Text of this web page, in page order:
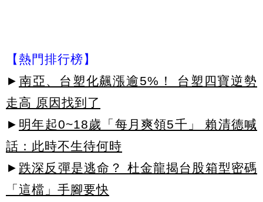
【熱門排行榜】
► 南亞、台塑化飆漲逾5%！ 台塑四寶逆勢
走高 原因找到了
► 明年起0~18歲「每月爽領5千」 賴清德喊
話：此時不生待何時
► 跌深反彈是逃命？ 杜金龍揭台股箱型密碼
「這檔」手腳要快